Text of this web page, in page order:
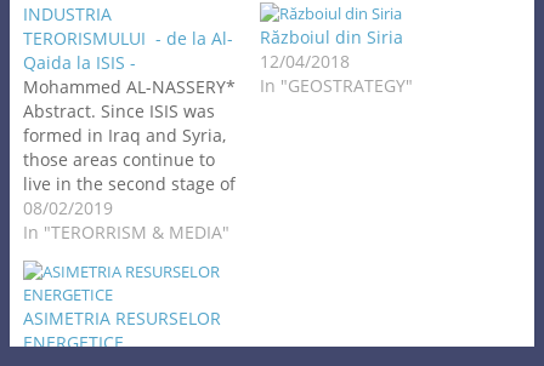
INDUSTRIA
TERORISMULUI - de la Al-
Qaida la ISIS -
Mohammed AL-NASSERY*
Abstract. Since ISIS was
formed in Iraq and Syria,
those areas continue to
live in the second stage of
ISIS Strategy ”Savagery
Management”, while
other areas in those
countries that are still
outside the control of ISIS
still living first phase of
”Spite fork and
08/02/2019
In "TERORRISM & MEDIA"
Războiul din Siria
12/04/2018
In "GEOSTRATEGY"
ASIMETRIA RESURSELOR
ENERGETICE